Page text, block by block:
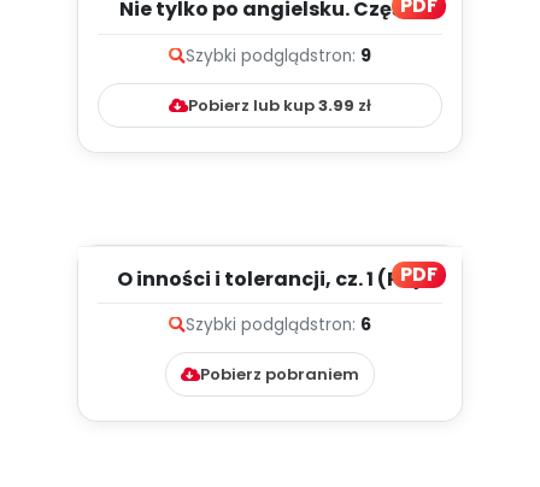
Nie tylko po angielsku. Części
Szybki podglądstron: 9
Pobierz lub kup3.99 zł
PDF
O inności i tolerancji, cz. 1 (PD)
Szybki podglądstron: 6
Pobierz pobraniem